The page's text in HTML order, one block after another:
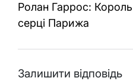
Ролан Гаррос: Король
серці Парижа
Залишити відповідь